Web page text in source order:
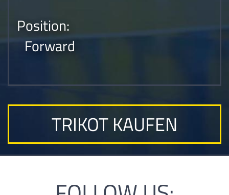
Position:
Forward
TRIKOT KAUFEN